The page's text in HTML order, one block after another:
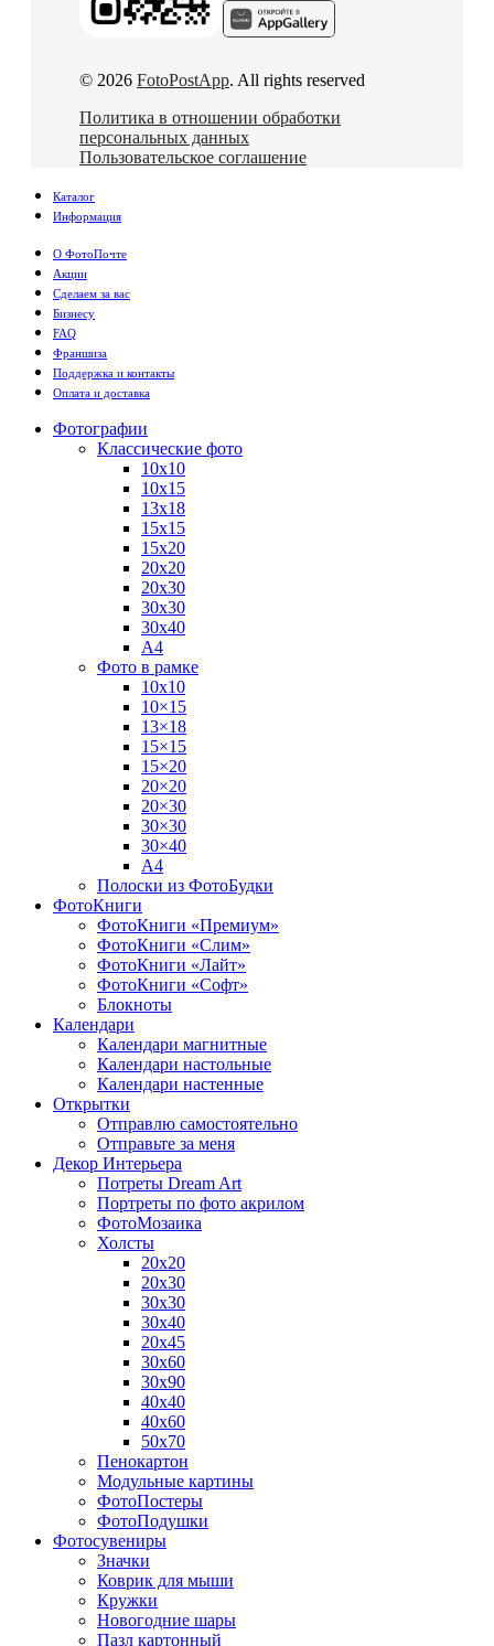
© 2026 FotoPostApp. All rights reserved
Политика в отношении обработки
персональных данных
Пользовательское соглашение
Каталог
Информация
О ФотоПочте
Акции
Сделаем за вас
Бизнесу
FAQ
Франшиза
Поддержка и контакты
Оплата и доставка
Фотографии
Классические фото
10х10
10х15
13х18
15х15
15х20
20х20
20х30
30х30
30х40
А4
Фото в рамке
10х10
10×15
13×18
15×15
15×20
20×20
20×30
30×30
30×40
A4
Полоски из ФотоБудки
ФотоКниги
ФотоКниги «Премиум»
ФотоКниги «Слим»
ФотоКниги «Лайт»
ФотоКниги «Софт»
Блокноты
Календари
Календари магнитные
Календари настольные
Календари настенные
Открытки
Отправлю самостоятельно
Отправьте за меня
Декор Интерьера
Потреты Dream Art
Портреты по фото акрилом
ФотоМозаика
Холсты
20х20
20х30
30х30
30х40
20х45
30х60
30х90
40х40
40х60
50х70
Пенокартон
Модульные картины
ФотоПостеры
ФотоПодушки
Фотоcувениры
Значки
Коврик для мыши
Кружки
Новогодние шары
Пазл картонный